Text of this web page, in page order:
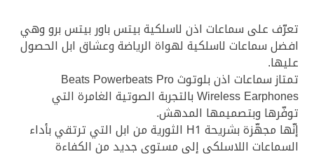
تعرّف على سماعات اذن لاسلكية بيتس باور بيتس برو وهي
افضل سماعات لاسلكية لهواة الرياضة وعشاق ابل الحصول
عليها.
تمتاز سماعات اذن بلوتوث Beats Powerbeats Pro
Wireless Earphones بالتجربة الصوتية الغامرة التي
توفّرها وبتصميمها المدهش.
إنّها مجهّزة بشريحة H1 الثورية من ابل التي ترتقي بأداء
السماعات اللاسلكي إلى مستوى جديد من الكفاءة